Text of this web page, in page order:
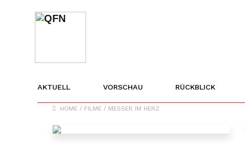
AKTUELL VORSCHAU RÜCKBLICK
HOME / FILME / MESSER IM HERZ